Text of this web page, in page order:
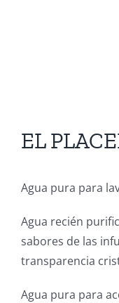
EL
Agua pura para
Agua recién
sabores de las
transparencia
Agua pura para